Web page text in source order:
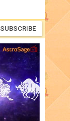
SUBSCRIBE